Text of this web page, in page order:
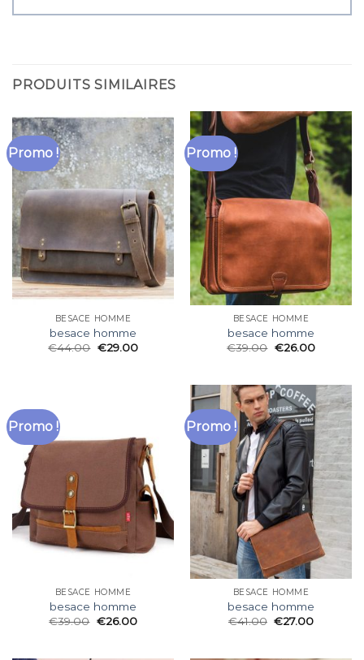
PRODUITS SIMILAIRES
Promo !
BESACE HOMME
besace homme
€44.00 €29.00
Promo !
BESACE HOMME
besace homme
€39.00 €26.00
Promo !
BESACE HOMME
besace homme
€39.00 €26.00
Promo !
BESACE HOMME
besace homme
€41.00 €27.00